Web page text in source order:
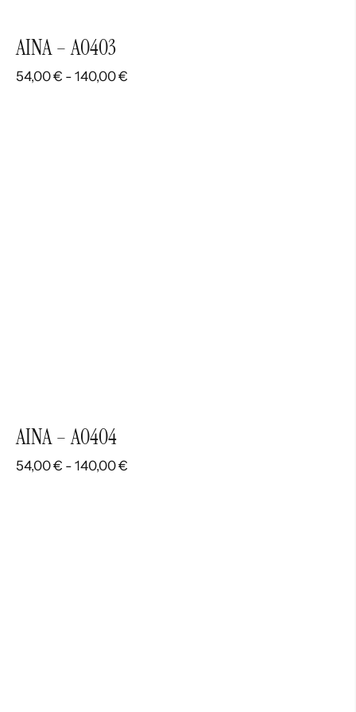
AINA – A0403
54,00€ - 140,00€
AINA – A0404
54,00€ - 140,00€